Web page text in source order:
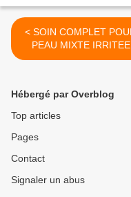
< SOIN COMPLET POUR
PEAU MIXTE IRRITEE
COUPEROSEE
Hébergé par Overblog
Top articles
Pages
Contact
Signaler un abus